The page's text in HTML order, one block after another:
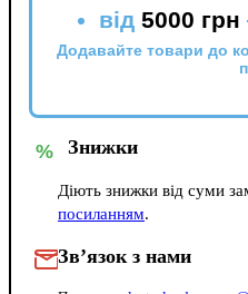
від 5000 грн
Додавайте товари до
% Знижки
Діють знижки від суми
посиланням.
Зв’язок з нами